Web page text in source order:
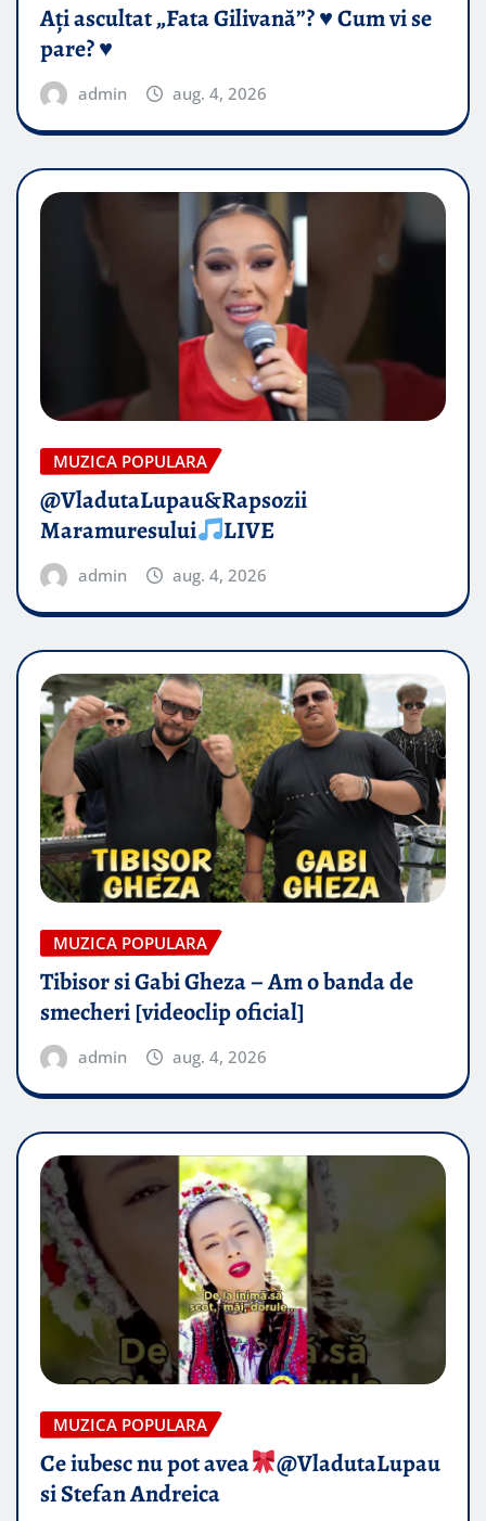
Ați ascultat „Fata Gilivană”? ♥️ Cum vi se
pare? ♥️
admin aug. 4, 2026
MUZICA POPULARA
@VladutaLupau&Rapsozii
Maramuresului
LIVE
admin aug. 4, 2026
MUZICA POPULARA
Tibisor si Gabi Gheza – Am o banda de
smecheri [videoclip oficial]
admin aug. 4, 2026
MUZICA POPULARA
Ce iubesc nu pot avea
​@VladutaLupau
si Stefan Andreica